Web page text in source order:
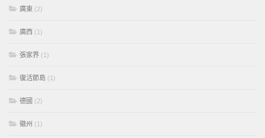
廣東 (2)
廣西 (1)
張家界 (1)
復活節島 (1)
德國 (2)
徽州 (1)